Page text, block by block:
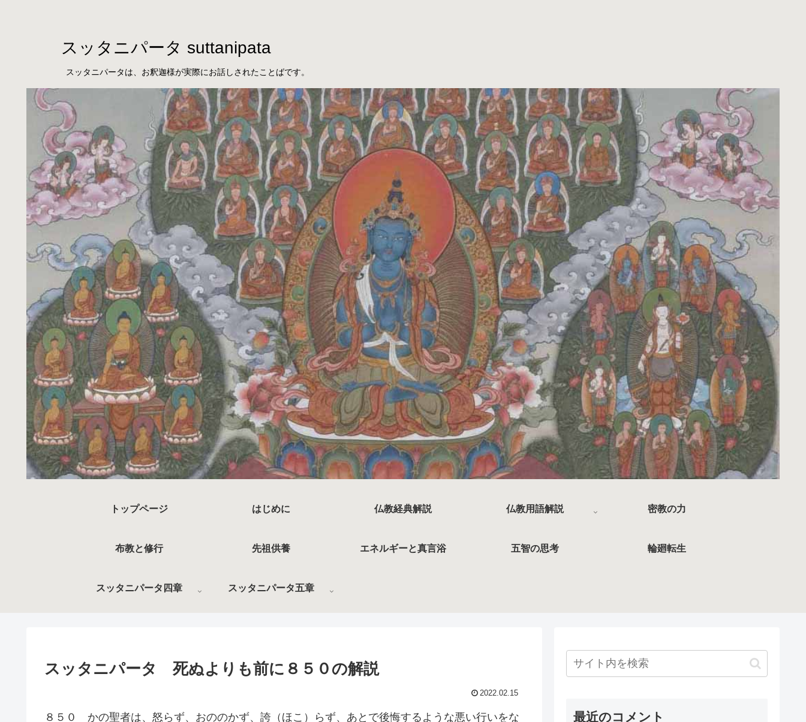
スッタニパータは、お釈迦様が実際にお話しされたことばです。
スッタニパータ suttanipata
トップページ はじめに 仏教経典解説 仏教用語解説 密教の力
布教と修行 先祖供養 エネルギーと真言浴 五智の思考 輪廻転生
スッタニパータ四章 スッタニパータ五章
スッタニパータ 死ぬよりも前に８５０の解説
2022.02.15
８５０ かの聖者は、怒らず、おののかず、誇（ほこ）らず、あとで後悔するような悪い行いをな
最近のコメント